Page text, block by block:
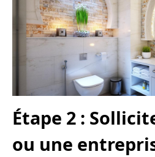
Étape 2 :
ou une